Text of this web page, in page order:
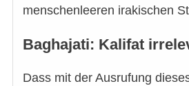
menschenleeren irakischen
Baghajati: Kalifat
Dass mit der Ausrufung